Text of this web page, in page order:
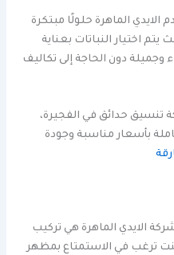
الماهرة حلولًا مبتكرة
اختيار النباتات بعناية
وجميلة دون الحاجة إلى تكاليف
تنسيق حدائق في الفجيرة،
بأسعار مناسبة وجودة
الايدي الماهرة هي تركيب
ترغب في الاستمتاع بمظهر